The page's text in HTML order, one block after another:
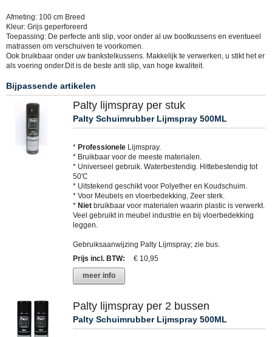
Afmeting: 100 cm Breed
Kleur: Grijs geperforeerd
Toepassing: De perfecte anti slip, voor onder al uw bootkussens en eventueel
matrassen om verschuiven te voorkomen.
Ook bruikbaar onder uw bankstelkussens. Makkelijk te verwerken, u stikt het er
als voering onder.Dit is de beste anti slip, van hoge kwaliteit.
Bijpassende artikelen
Palty lijmspray per stuk
Palty Schuimrubber Lijmspray 500ML
* Professionele Lijmspray.
* Bruikbaar voor de meeste materialen.
* Universeel gebruik. Waterbestendig. Hittebestendig tot
50'C
* Uitstekend geschikt voor Polyether en Koudschuim.
* Voor Meubels en vloerbedekking, Zeer sterk.
* Niet bruikbaar voor materialen waarin plastic is verwerkt.
Veel gebruikt in meubel industrie en bij vloerbedekking
leggen.
Gebruiksaanwijzing Palty Lijmspray; zie bus.
Prijs incl. BTW:
€ 10,95
meer info
Palty lijmspray per 2 bussen
Palty Schuimrubber Lijmspray 500ML